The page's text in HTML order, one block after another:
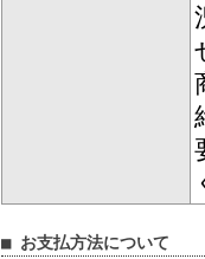
■ お支払方法について